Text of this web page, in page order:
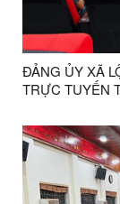
ĐẢNG ỦY XÃ
TRỰC TUYẾN
HỘI NGHỊ LẦN
ƯƠNG ĐẢNG